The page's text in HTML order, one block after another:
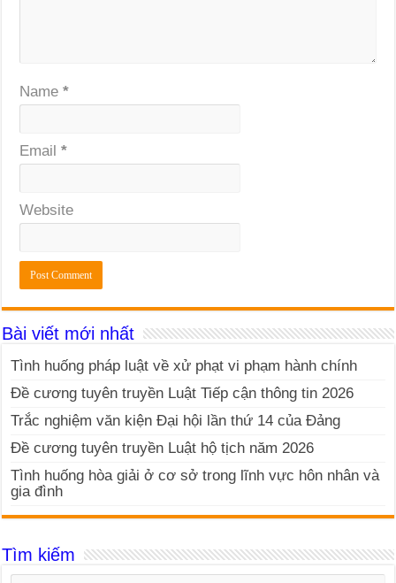
Name*
Email*
Website
Bài viết mới nhất
Tình huống pháp luật về xử phạt vi phạm hành chính
Đề cương tuyên truyền Luật Tiếp cận thông tin 2026
Trắc nghiệm văn kiện Đại hội lần thứ 14 của Đảng
Đề cương tuyên truyền Luật hộ tịch năm 2026
Tình huống hòa giải ở cơ sở trong lĩnh vực hôn nhân và
gia đình
Tìm kiếm